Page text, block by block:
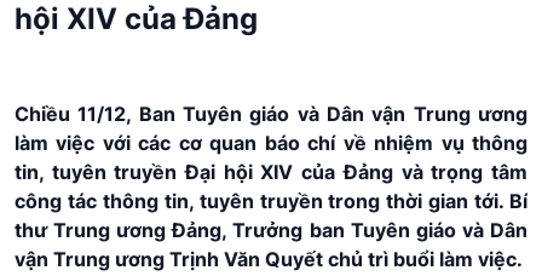
hội XIV của Đảng
Chiều 11/12, Ban Tuyên giáo và Dân vận Trung ương
làm việc với các cơ quan báo chí về nhiệm vụ thông
tin, tuyên truyền Đại hội XIV của Đảng và trọng tâm
công tác thông tin, tuyên truyền trong thời gian tới. Bí
thư Trung ương Đảng, Trưởng ban Tuyên giáo và Dân
vận Trung ương Trịnh Văn Quyết chủ trì buổi làm việc.